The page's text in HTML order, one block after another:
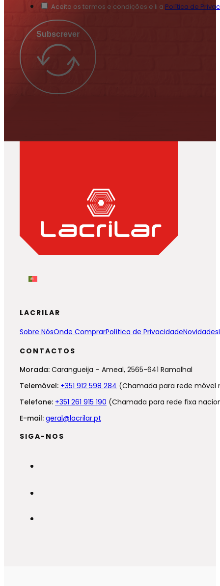
Aceito os termos e condições e li a Política de
Subscrever
LACRILAR
Sobre NósOnde ComprarPolítica de PrivacidadeNovidades
CONTACTOS
Morada: Carangueija – Ameal, 2565-641 Ramalhal
Telemóvel: +351 912 598 284 (Chamada para rede móvel
Telefone: +351 261 915 190 (Chamada para rede fixa
E-mail: geral@lacrilar.pt
SIGA-NOS